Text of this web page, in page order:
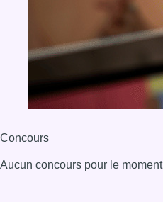
Concours
Aucun concours pour le moment